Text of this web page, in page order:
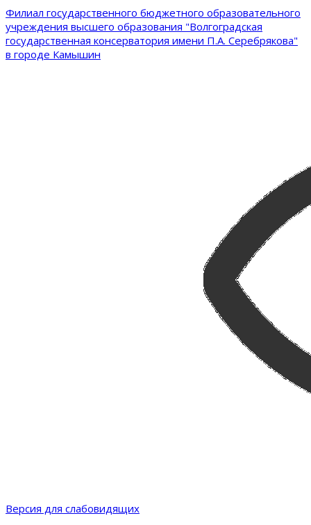
Филиал государственного бюджетного образовательного
учреждения высшего образования "Волгоградская
государственная консерватория имени П.А. Серебрякова"
в городе Камышин
Версия для слабовидящих